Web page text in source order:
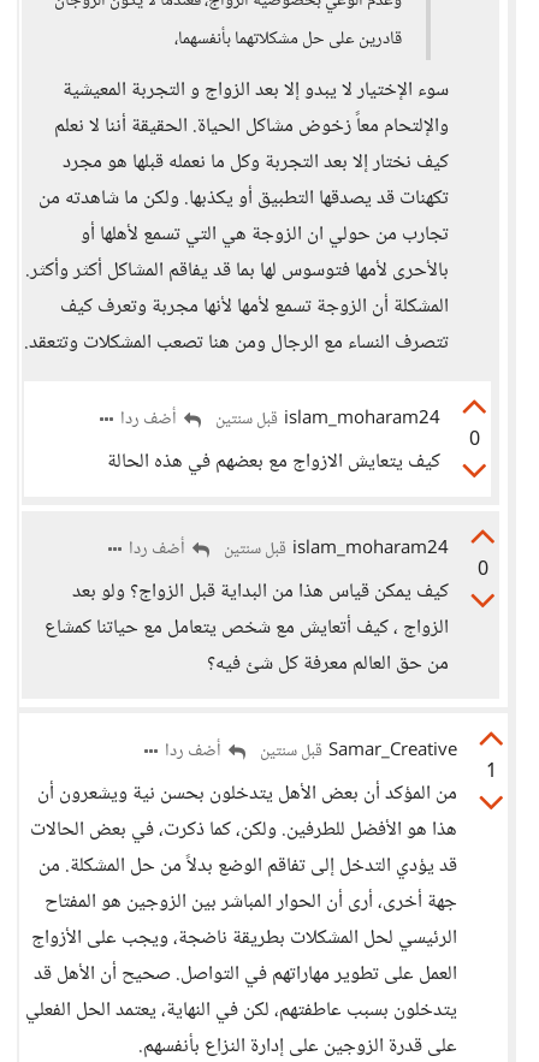
قادرين على حل مشكلاتهما بأنفسهما،
سوء الإختيار لا يبدو إلا بعد الزواج و التجربة المعيشية
والإلتحام معاً زخوض مشاكل الحياة. الحقيقة أننا لا نعلم
كيف نختار إلا بعد التجربة وكل ما نعمله قبلها هو مجرد
تكهنات قد يصدقها التطبيق أو يكذبها. ولكن ما شاهدته من
تجارب من حولي ان الزوجة هي التي تسمع لأهلها أو
بالأحرى لأمها فتوسوس لها بما قد يفاقم المشاكل أكثر وأكثر.
المشكلة أن الزوجة تسمع لأمها لأنها مجربة وتعرف كيف
تتصرف النساء مع الرجال ومن هنا تصعب المشكلات وتتعقد.
0
islam_moharam24 قبل سنتين أضف ردا
كيف يتعايش الازواج مع بعضهم في هذه الحالة
0
islam_moharam24 قبل سنتين أضف ردا
كيف يمكن قياس هذا من البداية قبل الزواج؟ ولو بعد
الزواج ، كيف أتعايش مع شخص يتعامل مع حياتنا كمشاع
من حق العالم معرفة كل شئ فيه؟
1
Samar_Creative قبل سنتين أضف ردا
من المؤكد أن بعض الأهل يتدخلون بحسن نية ويشعرون أن
هذا هو الأفضل للطرفين. ولكن، كما ذكرت، في بعض الحالات
قد يؤدي التدخل إلى تفاقم الوضع بدلاً من حل المشكلة. من
جهة أخرى، أرى أن الحوار المباشر بين الزوجين هو المفتاح
الرئيسي لحل المشكلات بطريقة ناضجة، ويجب على الأزواج
العمل على تطوير مهاراتهم في التواصل. صحيح أن الأهل قد
يتدخلون بسبب عاطفتهم، لكن في النهاية، يعتمد الحل الفعلي
على قدرة الزوجين على إدارة النزاع بأنفسهم.